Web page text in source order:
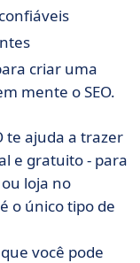
criar uma
mente o SEO.
te ajuda a trazer
e gratuito - para
loja no
o único tipo de
você pode